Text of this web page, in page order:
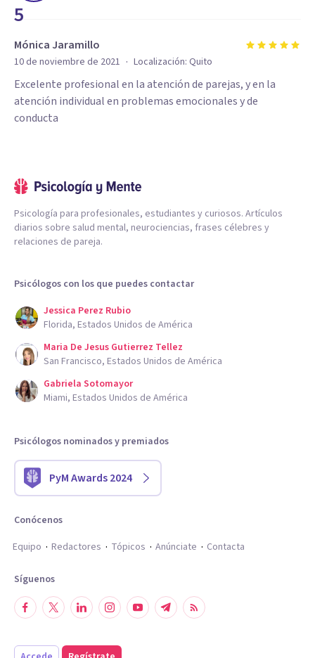
5
Mónica Jaramillo
10 de noviembre de 2021 · Localización: Quito
Excelente profesional en la atención de parejas, y en la
atención individual en problemas emocionales y de
conducta
Psicología para profesionales, estudiantes y curiosos. Artículos
diarios sobre salud mental, neurociencias, frases célebres y
relaciones de pareja.
Psicólogos con los que puedes contactar
Jessica Perez Rubio
Florida, Estados Unidos de América
Maria De Jesus Gutierrez Tellez
San Francisco, Estados Unidos de América
Gabriela Sotomayor
Miami, Estados Unidos de América
Psicólogos nominados y premiados
PyM Awards 2024
Conócenos
Equipo
Redactores Tópicos Anúnciate Contacta
Síguenos